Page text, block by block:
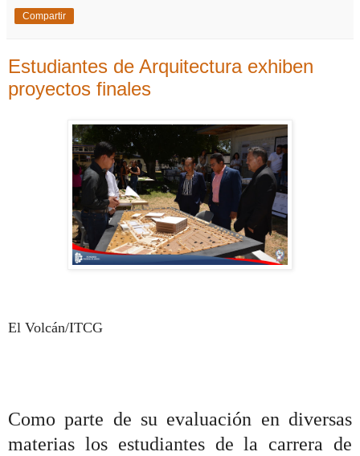
Compartir
Estudiantes de Arquitectura exhiben
proyectos finales
El Volcán/ITCG
Como parte de su evaluación en diversas
materias los estudiantes de la carrera de